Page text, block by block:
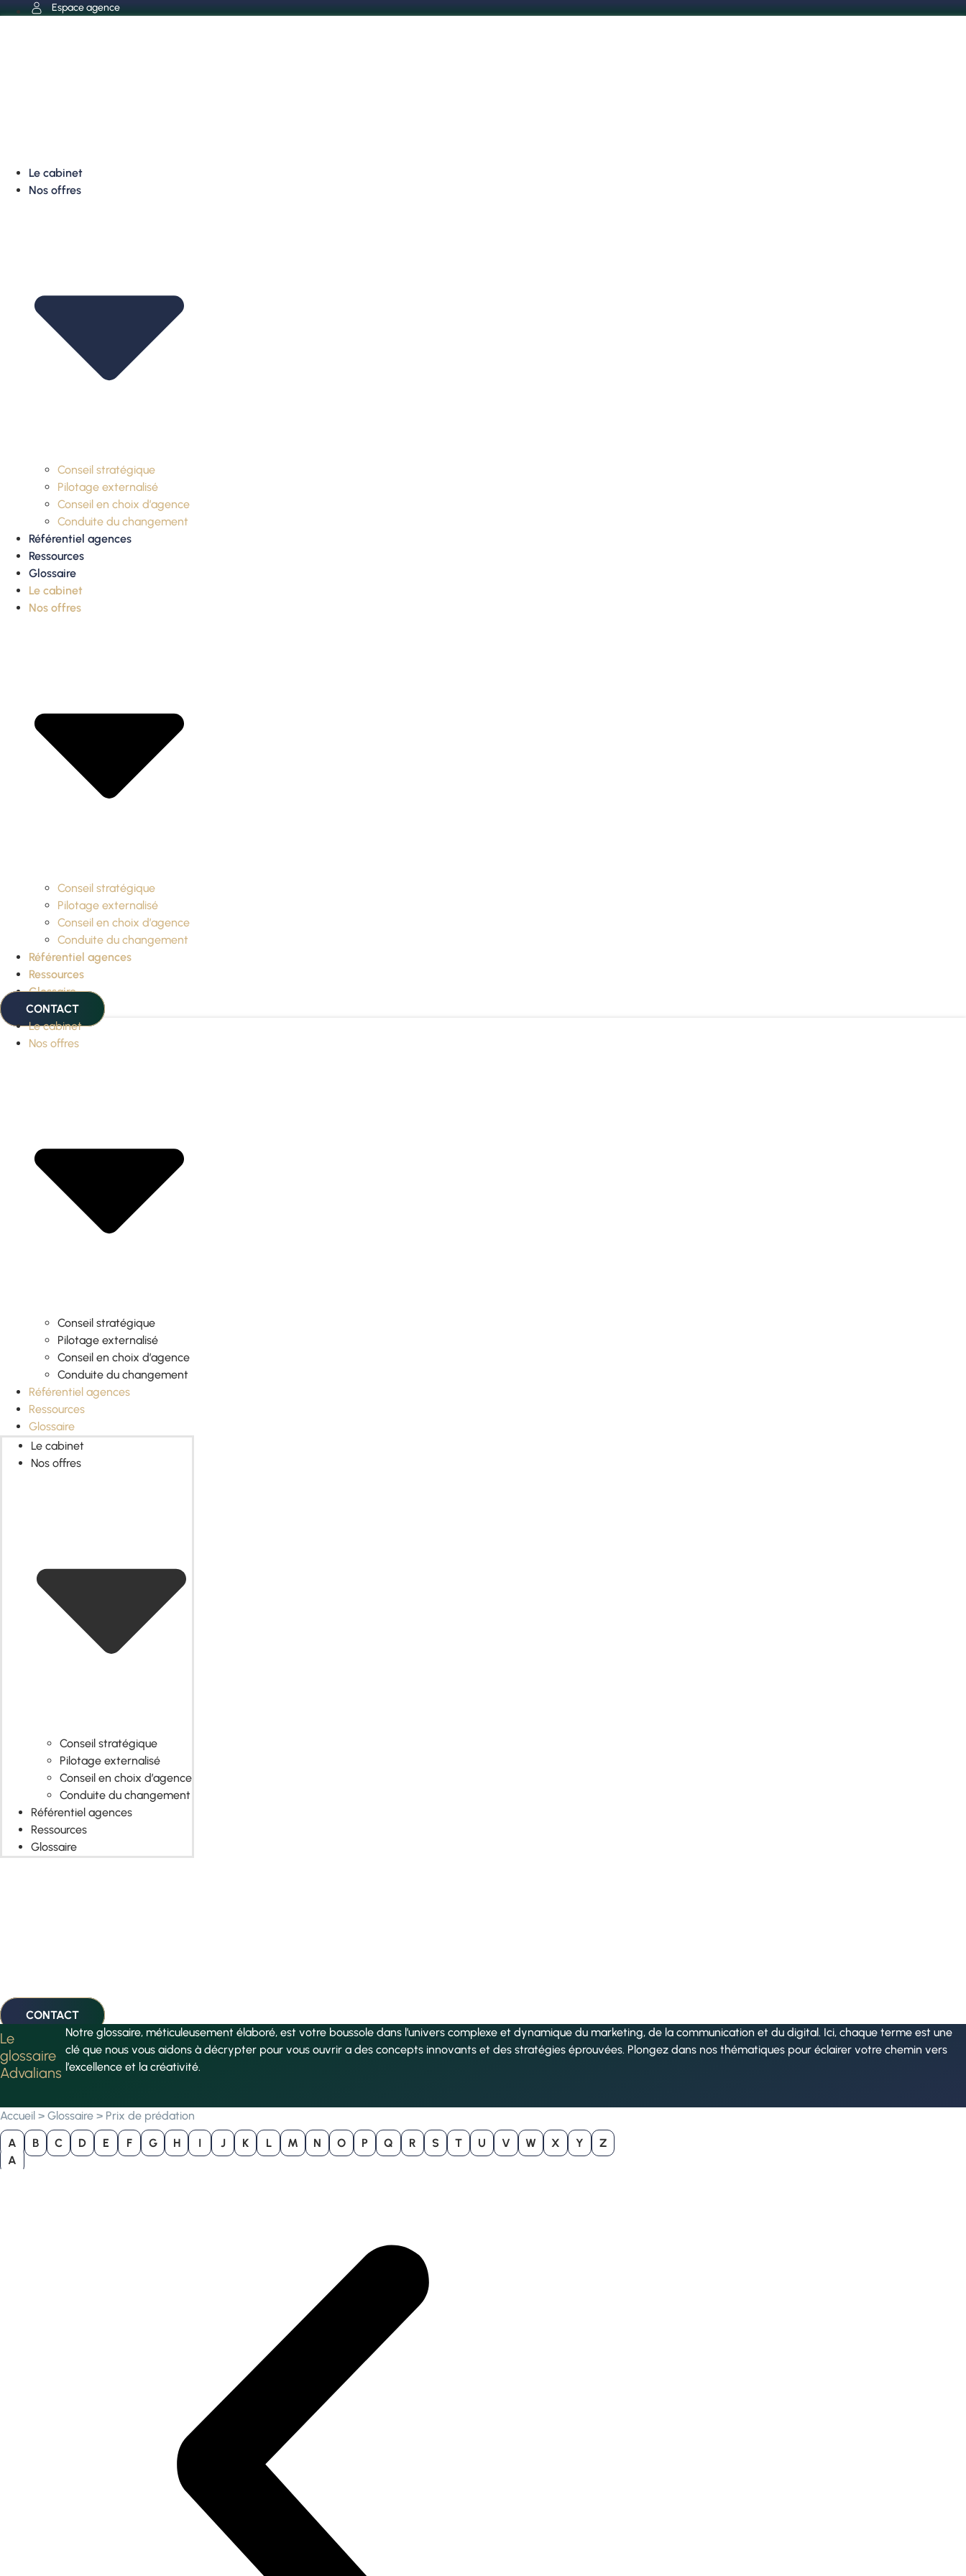
Aller
Espace agence
Le cabinet
Nos offres
Conseil stratégique
Pilotage externalisé
Conseil en choix d’agence
Conduite du changement
Référentiel agences
Ressources
Glossaire
Le cabinet
Nos offres
Conseil stratégique
Pilotage externalisé
Conseil en choix d’agence
Conduite du changement
Référentiel agences
Ressources
Glossaire
CONTACT
Le cabinet
Nos offres
Conseil stratégique
Pilotage externalisé
Conseil en choix d’agence
Conduite du changement
Référentiel agences
Ressources
Glossaire
Le cabinet
Nos offres
Conseil stratégique
Pilotage externalisé
Conseil en choix d’agence
Conduite du changement
Référentiel agences
Ressources
Glossaire
CONTACT
Le
glossaire
Advalians
Notre glossaire, méticuleusement élaboré, est votre boussole dans l’univers complexe et dynamique du marketing, de la communication et du digital. Ici, chaque terme est une
clé que nous vous aidons à décrypter pour vous ouvrir a des concepts innovants et des stratégies éprouvées. Plongez dans nos thématiques pour éclairer votre chemin vers
l’excellence et la créativité.
Accueil > Glossaire > Prix de prédation
A B C D E F G H I J K L M N O P Q R S T U V W X Y
Z
A